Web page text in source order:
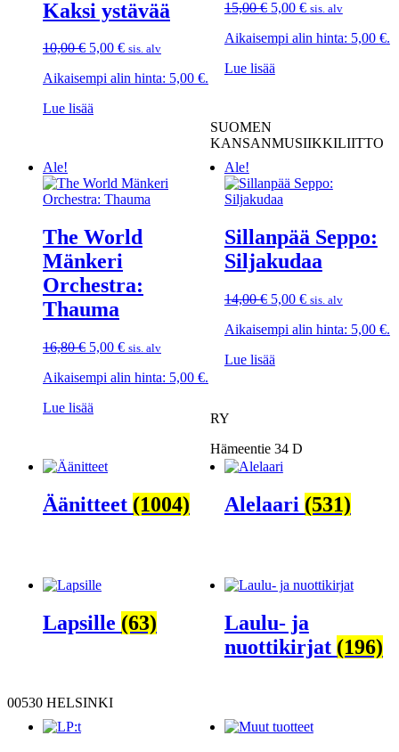
Kaksi ystävää
10,00€ Alkuperäinen
oli:
5,00 €Nykyinen
on:
sis. alv
Aikaisempi alin hinta: 5,00 €.
Lue lisää
15,00€ Alkuperäinen
oli:
5,00 €Nykyinen
on:
sis. alv
Aikaisempi alin hinta: 5,00 €.
Lue lisää
Ale!
The World
Mänkeri
Orchestra:
Thauma
16,80€ Alkuperäinen
oli:
5,00 €Nykyinen
on:
sis. alv
Aikaisempi alin hinta: 5,00 €.
Lue lisää
Ale!
Sillanpää Seppo:
Siljakudaa
14,00€ Alkuperäinen
oli:
5,00 €Nykyinen
on:
sis. alv
Aikaisempi alin hinta: 5,00 €.
Lue lisää
Äänitteet (1004) Alelaari (531)
Lapsille (63)
Laulu- ja
nuottikirjat (196)
SUOMEN
KANSANMUSIIKKILIITTO
RY
Hämeentie 34 D
00530 HELSINKI